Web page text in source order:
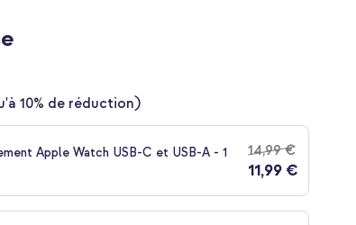
10% de réduction)
Apple Watch USB-C et USB-A - 1
14,99 €
11,99 €